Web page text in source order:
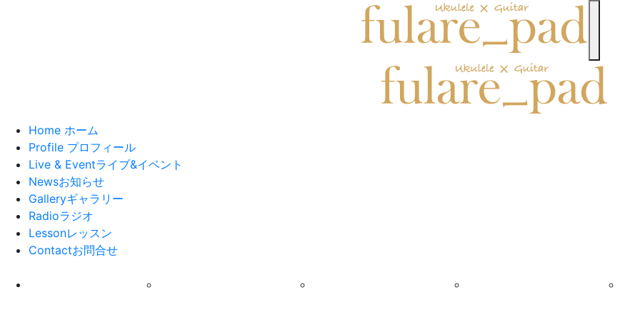
Home ホーム
Profile プロフィール
Live & Eventライブ&イベント
Newsお知らせ
Galleryギャラリー
Radioラジオ
Lessonレッスン
Contactお問合せ